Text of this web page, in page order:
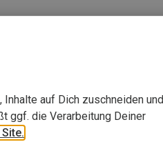
auf Dich zuschneiden und
ggf. die Verarbeitung Deiner